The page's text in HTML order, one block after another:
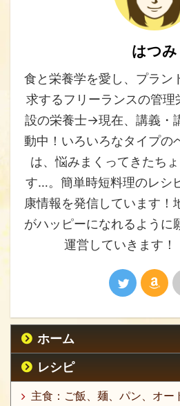
はつみ
食と栄養学を愛し、プラン
求するフリーランスの管
設の栄養士→現在、講義・
動中！いろいろなタイプの
は、悩みまくってきたち
す…。簡単時短料理のレシ
康情報を発信しています！
がハッピーになれるように
運営してい
ホーム
レシピ
主食：ご飯、麺、パン、オー